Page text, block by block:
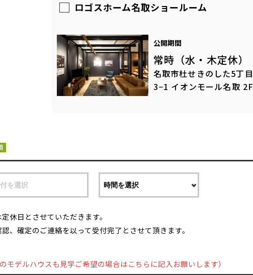
ロゴスホーム名取ショールーム
公開期間
常時（水・木定休）
名取市杜せきのした5丁目
3−1 イオンモール名取 2F
休日とさせていただきます。
、確定のご連絡を以って受付完了とさせて頂きます。
のモデルハウスも見学ご希望の場合はこちらに記入お願いします）